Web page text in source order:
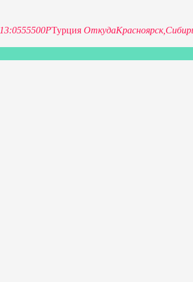
13:0555500РТурция ОткудаКрасноярск,